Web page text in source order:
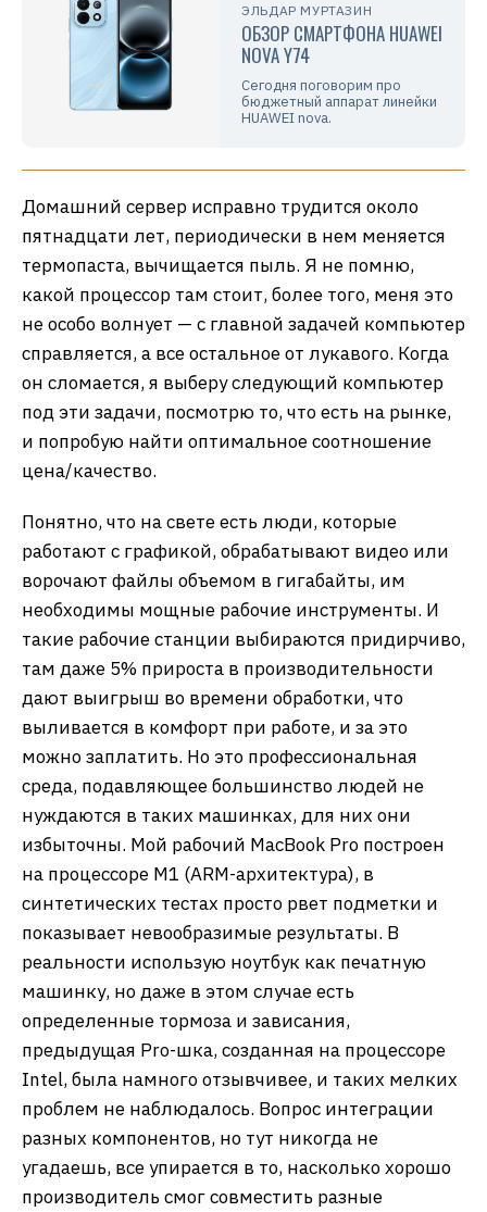
ЭЛЬДАР МУРТАЗИН
ОБЗОР СМАРТФОНА HUAWEI
NOVA Y74
Сегодня поговорим про
бюджетный аппарат линейки
HUAWEI nova.
Домашний сервер исправно трудится около
пятнадцати лет, периодически в нем меняется
термопаста, вычищается пыль. Я не помню,
какой процессор там стоит, более того, меня это
не особо волнует — с главной задачей компьютер
справляется, а все остальное от лукавого. Когда
он сломается, я выберу следующий компьютер
под эти задачи, посмотрю то, что есть на рынке,
и попробую найти оптимальное соотношение
цена/качество.
Понятно, что на свете есть люди, которые
работают с графикой, обрабатывают видео или
ворочают файлы объемом в гигабайты, им
необходимы мощные рабочие инструменты. И
такие рабочие станции выбираются придирчиво,
там даже 5% прироста в производительности
дают выигрыш во времени обработки, что
выливается в комфорт при работе, и за это
можно заплатить. Но это профессиональная
среда, подавляющее большинство людей не
нуждаются в таких машинках, для них они
избыточны. Мой рабочий MacBook Pro построен
на процессоре М1 (ARM-архитектура), в
синтетических тестах просто рвет подметки и
показывает невообразимые результаты. В
реальности использую ноутбук как печатную
машинку, но даже в этом случае есть
определенные тормоза и зависания,
предыдущая Pro-шка, созданная на процессоре
Intel, была намного отзывчивее, и таких мелких
проблем не наблюдалось. Вопрос интеграции
разных компонентов, но тут никогда не
угадаешь, все упирается в то, насколько хорошо
производитель смог совместить разные